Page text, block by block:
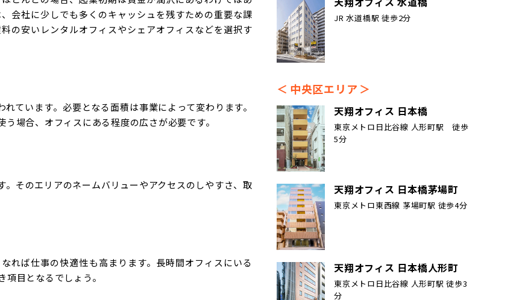
会社に少しでも多くのキャッシュを残すための重要な課
の安いレンタルオフィスやシェアオフィスなどを選択す
ています。必要となる面積は事業によって変わります。
場合、オフィスにある程度の広さが必要です。
そのエリアのネームバリューやアクセスのしやすさ、取
れば仕事の快適性も高まります。長時間オフィスにいる
目となるでしょう。
JR 水道橋駅 徒歩2分
中央区エリア
天翔オフィス 日本橋
東京メトロ日比谷線 人形町駅 徒歩
5分
天翔オフィス 日本橋茅場町
東京メトロ東西線 茅場町駅 徒歩4分
天翔オフィス 日本橋人形町
東京メトロ日比谷線 人形町駅 徒歩3
分